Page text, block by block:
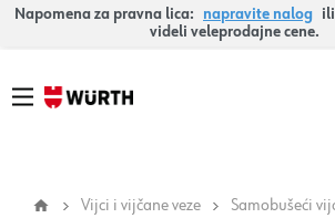
Napomena za pravna lica: napravite nalog
videli veleprodajne cene.
Vijci i vijčane veze Samobušeći